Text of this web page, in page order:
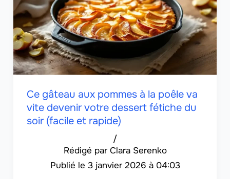
Ce gâteau aux pommes à la poêle va
vite devenir votre dessert fétiche du
soir (facile et rapide)
Clara Serenko
/
3 janvier 2026 à 04:03